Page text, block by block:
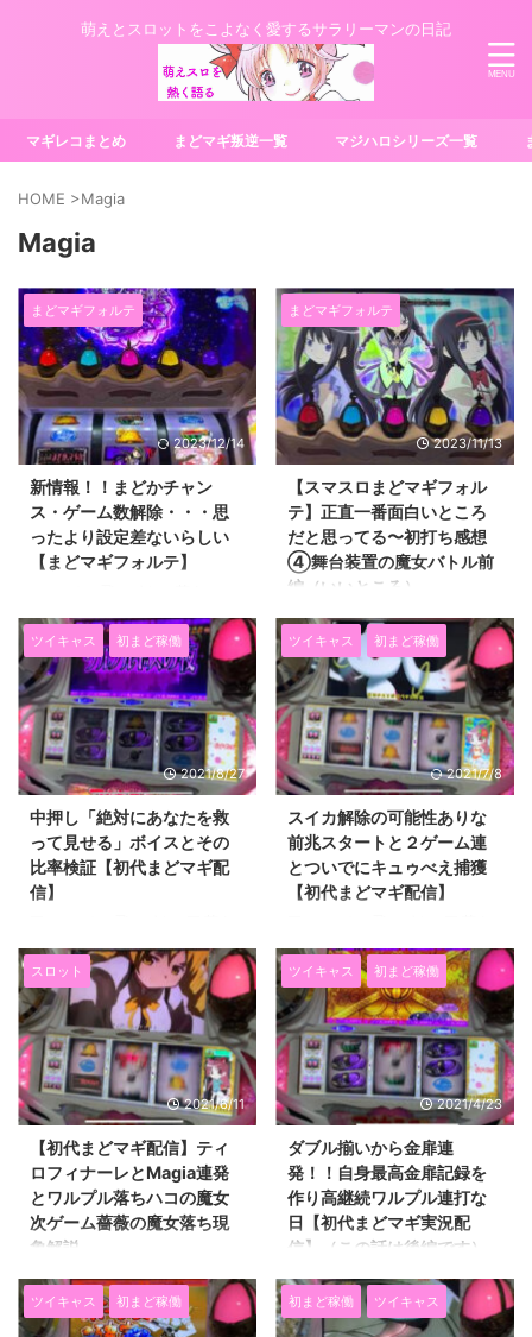
萌えとスロットをこよなく愛するサラリーマンの日記
マギレコまとめ まどマギ叛逆一覧 マジハロシリーズ一覧
HOME >Magia
Magia
まどマギフォルテ
2023/12/14
新情報！！まどかチャン
ス・ゲーム数解除・・・思
ったより設定差ないらしい
【まどマギフォルテ】
リーマンあっくんです
（@SlotAkkun） にほんブログ村
前回のお話はまどマギフォルテの
特大爆弾体験談のお話です。→朽
ちた墓地の確信に迫る体験談！！
チャンスゾーンではない可能性
が！？【まどマギフォルテ】 感
想やら解析やら解説やら体験談や
ら・・・ とりあえずネタは出し
尽くした感あったので 本日は違
う話をと思ったんですけど、 朝
イチでフォルテの新しい解析情報
が出てきたので そちらの解説い
報 今回新しく出てきた解析情報
は下記になってます。 ・ゲーム
...
まどマギフォルテ
2023/11/13
【スマスロまどマギフォル
テ】正直一番面白いところ
だと思ってる〜初打ち感想
④舞台装置の魔女バトル前
編（いいところ）
コメントに飛ぶボタン 萌えスロ
リーマンあっくんです
（@SlotAkkun） にほんブログ村
前回までのまどマギフォルテ感想
シリーズはこちら。①→【スマ
スロまどマギフォルテ】初打ち感
想①誰にむけた台？よかった点
は？ ②→【スマスロまどマギフ
ォルテ】初打ち感想②通常時に
ついて ③→【スマスロまどマギ
フォルテ】初打ち感想③ボーナ
ス〜ついに金扉すらなくなる〜
前回までまどマギフォルテの感想
すでにうった人はわかると思いま
すが このくらい辛い感想が続く
のは 仕方ないレベルではあるん
です ...
ツイキャス 初まど稼働
2021/8/27
中押し「絶対にあなたを救
って見せる」ボイスとその
比率検証【初代まどマギ配
信】
スロリーマンあっくんです
（@SlotAkkun） 下のバナーをポ
チッとしていただけると ブログ
村のポイントが上がり ランキン
グ順位も上がるので 僕のやる気
が倍増します(*^^*) クリックする
とランキングページに飛びますが
すぐに戻ってきて大丈夫です。
↓ ↓ ↓ ↓ ↓ にほ
んブログ村 ページ下にもあるの
で最後に押してもOKです(^o^)/
よろしくね！！ ネタあったらそ
っち優先なんですが ネタがない
す。 初代まどマギのお ...
ツイキャス 初まど稼働
2021/7/8
スイカ解除の可能性ありな
前兆スタートと２ゲーム連
とついでにキュゥべえ捕獲
【初代まどマギ配信】
スロリーマンあっくんです
（@SlotAkkun） にほんブログ村
本日は結局金曜日に戻った 初代
まどマギのお話です（笑） 本日
の話の前の回は 体調が悪くて２
時間で 強制終了となりました。
ですが、その最後に フェイク前
兆のバトル中にスイカ 前兆終了
後にカーテン閉まる演出が絡んだ
前兆が起こってるんです。 なの
で、 スイカ解除の可能性がある
状態で終わってます。 いちお考
えられるのは スイカ解除 ラッシ
除 （ ...
スロット
2021/6/11
【初代まどマギ配信】ティ
ロフィナーレとMagia連発
とワルプル落ちハコの魔女
次ゲーム薔薇の魔女落ち現
象解説
▽コメントに飛ぶボタン▽ 萌え
スロリーマンあっくんです
（@SlotAkkun） にほんブログ村
ツイキャス 初まど稼働
2021/4/23
ダブル揃いから金扉連
発！！自身最高金扉記録を
作り高継続ワルプル連打な
日【初代まどマギ実況配
信】（この話は後編です）
▽コメントに飛ぶボタン▽ 萌え
スロリーマンあっくんです
（@SlotAkkun） にほんブログ村
ツイキャス 初まど稼働 初まど稼働 ツイキャス